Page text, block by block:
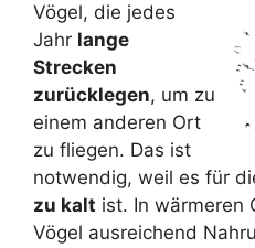
Vögel, die jedes
Jahr lange
Strecken
zurücklegen, um zu
einem anderen Ort
zu fliegen. Das ist
notwendig, weil es für
zu kalt ist. In wärmeren
Vögel ausreichend